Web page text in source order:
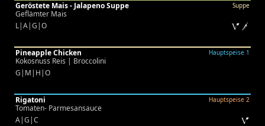
Geröstete Mais - Jalapeno Suppe Suppe
Geflämter Mais
L|A|G|O
Pineapple Chicken Hauptspeise 1
Kokosnuss Reis | Broccolini
G|M|H|O
Rigatoni Hauptspeise 2
Tomaten- Parmesansauce
A|G|C